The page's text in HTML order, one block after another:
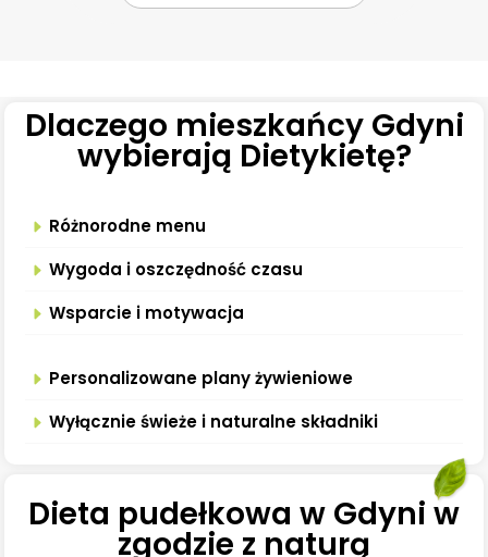
Dlaczego mieszkańcy Gdyni
wybierają Dietykietę?
Różnorodne menu
Wygoda i oszczędność czasu
Wsparcie i motywacja
Personalizowane plany żywieniowe
Wyłącznie świeże i naturalne składniki
Dieta pudełkowa w Gdyni w
zgodzie z naturą